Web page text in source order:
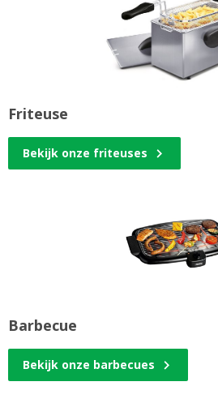
Friteuse
Bekijk onze friteuses
Barbecue
Bekijk onze barbecues